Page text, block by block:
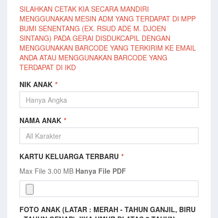
SILAHKAN CETAK KIA SECARA MANDIRI
MENGGUNAKAN MESIN ADM YANG TERDAPAT DI MPP
BUMI SENENTANG (EX. RSUD ADE M. DJOEN
SINTANG) PADA GERAI DISDUKCAPIL DENGAN
MENGGUNAKAN BARCODE YANG TERKIRIM KE EMAIL
ANDA ATAU MENGGUNAKAN BARCODE YANG
TERDAPAT DI IKD
NIK ANAK *
NAMA ANAK *
KARTU KELUARGA TERBARU *
Max File 3.00 MB Hanya File PDF
FOTO ANAK (LATAR : MERAH - TAHUN GANJIL, BIRU